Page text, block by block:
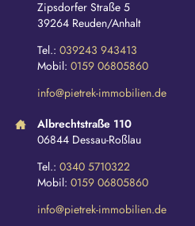
Zipsdorfer Straße 5
39264 Reuden/Anhalt
Tel.: 039243 943413
Mobil: 0159 06805860
info@pietrek-immobilien.de
Albrechtstraße 110
06844 Dessau-Roßlau
Tel.: 0340 5710322
Mobil: 0159 06805860
info@pietrek-immobilien.de